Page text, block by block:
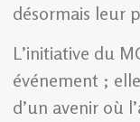
désormais leur
L’initiative du
événement ;
d’un avenir où